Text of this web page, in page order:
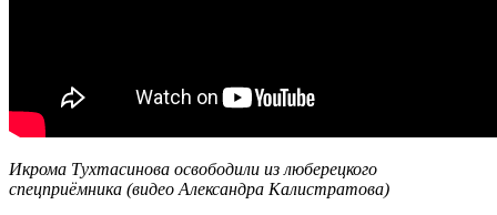
Икрома Тухтасинова освободили из люберецкого
спецприёмника (видео Александра Калистратова)